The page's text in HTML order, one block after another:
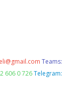
Teams:
606 0 726 Telegram: